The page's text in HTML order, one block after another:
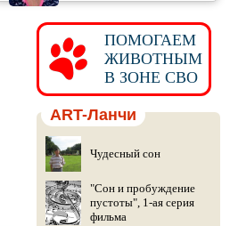
ПОМОГАЕМ
ЖИВОТНЫМ
В ЗОНЕ СВО
ART-Ланчи
Чудесный сон
"Сон и пробуждение
пустоты", 1-ая серия
фильма